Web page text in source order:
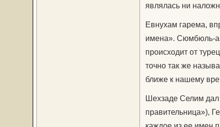
являлась ни
Евнухам гарема,
имена». Сюмбюль-
происходит от
точно так же
ближе к нашему
Шехзаде Селим дал
правительница»),